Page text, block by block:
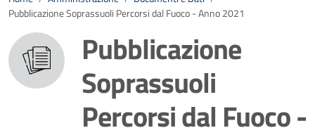
Pubblicazione Soprassuoli Percorsi dal Fuoco - Anno 2021
Pubblicazione
Soprassuoli
Percorsi dal Fuoco -